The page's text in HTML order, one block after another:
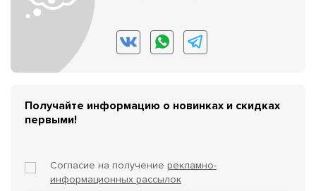
Получайте информацию о новинках и скидках
первыми!
Согласие на получение рекламно-
информационных рассылок